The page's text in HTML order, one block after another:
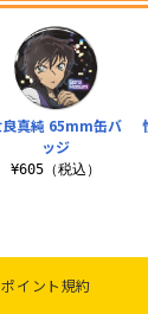
良真純 65mm缶バ
ッジ
¥605（税込）
イント規約